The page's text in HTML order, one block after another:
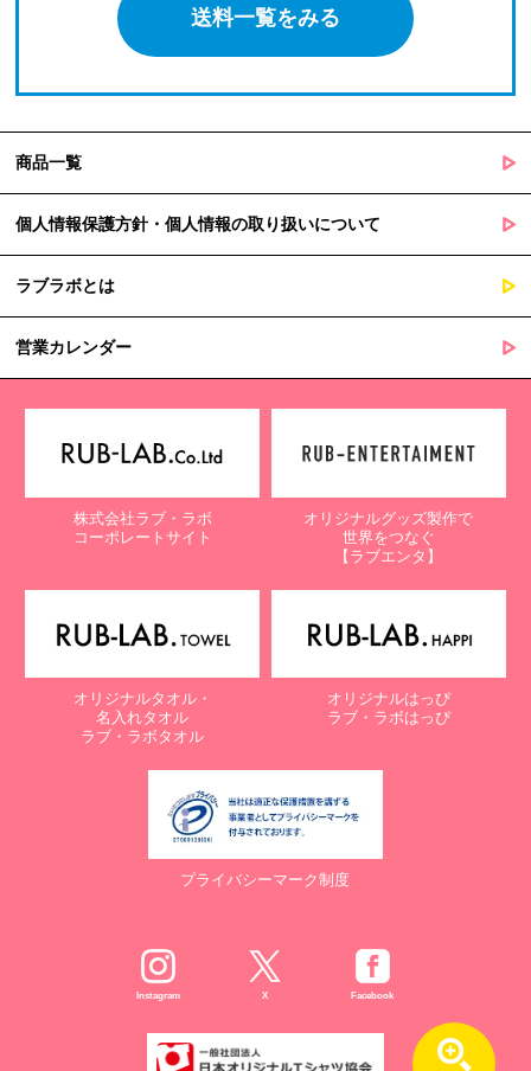
送料一覧をみる
商品一覧
個人情報保護方針・個人情報の取り扱いについて
ラブラボとは
営業カレンダー
株式会社ラブ・ラボ
コーポレートサイト
オリジナルグッズ製作で
世界をつなぐ
【ラブエンタ】
オリジナルタオル・
名入れタオル
ラブ・ラボタオル
オリジナルはっぴ
ラブ・ラボはっぴ
プライバシーマーク制度
Instagram X Facebook